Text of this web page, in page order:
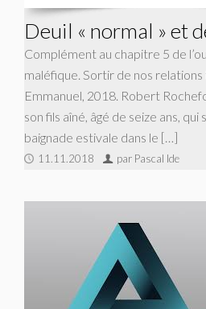
Deuil « normal » et
Complément au chapitre 5 de
maléfique. Sortir de nos relations
Emmanuel, 2018. Robert
son fils aîné, âgé de seize ans, qui
baignade estivale dans le […]
11.11.2018 par Pascal Ide